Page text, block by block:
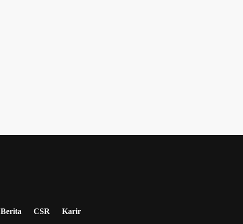
Berita CSR Karir